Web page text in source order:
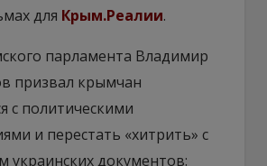
для Крым.Реалии.
парламента Владимир
призвал крымчан
с политическими
и перестать «хитрить» с
украинских документов: